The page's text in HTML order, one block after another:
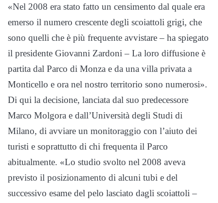
«Nel 2008 era stato fatto un censimento dal quale era
emerso il numero crescente degli scoiattoli grigi, che
sono quelli che è più frequente avvistare – ha spiegato
il presidente Giovanni Zardoni – La loro diffusione è
partita dal Parco di Monza e da una villa privata a
Monticello e ora nel nostro territorio sono numerosi».
Di qui la decisione, lanciata dal suo predecessore
Marco Molgora e dall’Università degli Studi di
Milano, di avviare un monitoraggio con l’aiuto dei
turisti e soprattutto di chi frequenta il Parco
abitualmente. «Lo studio svolto nel 2008 aveva
previsto il posizionamento di alcuni tubi e del
successivo esame del pelo lasciato dagli scoiattoli –